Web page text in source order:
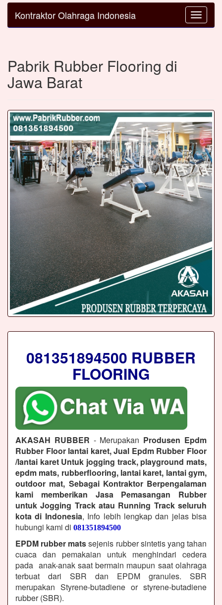
Toggle
Kontraktor Olahraga Indonesia
Pabrik Rubber Flooring di
Jawa Barat
081351894500 RUBBER
FLOORING
AKASAH RUBBER - Merupakan Produsen Epdm
Rubber Floor lantai karet, Jual Epdm Rubber Floor
/lantai karet Untuk jogging track, playground mats,
epdm mats, rubberflooring, lantai karet, lantai gym,
outdoor mat, Sebagai Kontraktor Berpengalaman
kami memberikan Jasa Pemasangan Rubber
untuk Jogging Track atau Running Track seluruh
kota di Indonesia, Info lebih lengkap dan jelas bisa
hubungi kami di 081351894500
EPDM rubber matssejenis rubber sintetis yang tahan
cuaca dan pemakaian untuk menghindari cedera
pada anak-anak saat bermain maupun saat olahraga
terbuat dari SBR dan EPDM granules. SBR
merupakan Styrene-butadiene or styrene-butadiene
rubber (SBR).